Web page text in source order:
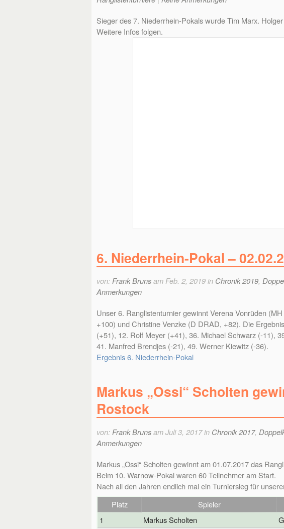
Sieger des 7. Niederrhein-Pokals wurde Tim Marx.
Weitere Infos folgen.
6. Niederrhein-Pokal –
von: Frank Brunsam Feb. 2, 2019 in Chronik 2019,
Anmerkungen
Unser 6. Ranglistenturnier gewinnt Verena Vonrüden
+100) und Christine Venzke (D DRAD, +82). Die
(+51), 12. Rolf Meyer (+41), 36. Michael Schwarz (-11),
41. Manfred Brendjes (-21), 49. Werner Kiewitz (-36).
Ergebnis 6. Niederrhein-Pokal
Markus „Ossi“ Scholten
Rostock
von: Frank Brunsam Juli 3, 2017 in Chronik 2017,
Anmerkungen
Markus „Ossi“ Scholten gewinnt am 01.07.2017 das
Beim 10. Warnow-Pokal waren 60 Teilnehmer am Start.
Nach all den Jahren endlich mal ein Turniersieg für
Platz
Spieler
1
Markus Scholten